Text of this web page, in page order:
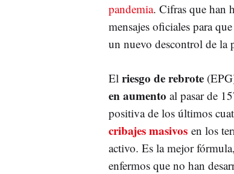
pandemia. Cifras que han
mensajes oficiales para
un nuevo descontrol de la
El riesgo de rebrote
en aumento al pasar de
positiva de los últimos
cribajes masivos en los
activo. Es la mejor
enfermos que no han